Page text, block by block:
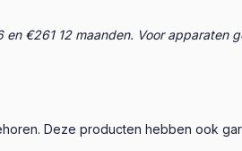
€261 12 maanden. Voor
Deze producten hebben ook